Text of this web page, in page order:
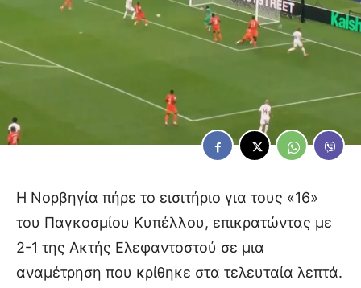
Η Νορβηγία πήρε το εισιτήριο για τους «16»
του Παγκοσμίου Κυπέλλου, επικρατώντας με
2-1 της Ακτής Ελεφαντοστού σε μια
αναμέτρηση που κρίθηκε στα τελευταία λεπτά.